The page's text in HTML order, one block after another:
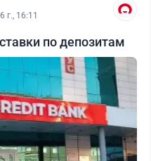
г., 16:11
по депозитам